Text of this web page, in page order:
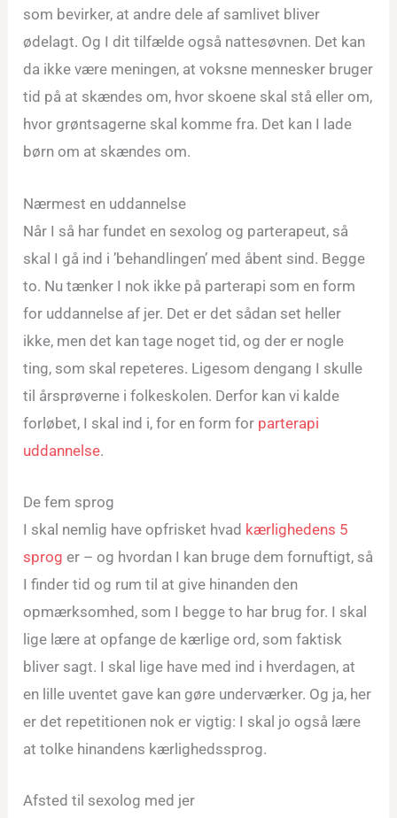
som bevirker, at andre dele af samlivet bliver
ødelagt. Og I dit tilfælde også nattesøvnen. Det kan
da ikke være meningen, at voksne mennesker bruger
tid på at skændes om, hvor skoene skal stå eller om,
hvor grøntsagerne skal komme fra. Det kan I lade
børn om at skændes om.
Nærmest en uddannelse
Når I så har fundet en sexolog og parterapeut, så
skal I gå ind i ’behandlingen’ med åbent sind. Begge
to. Nu tænker I nok ikke på parterapi som en form
for uddannelse af jer. Det er det sådan set heller
ikke, men det kan tage noget tid, og der er nogle
ting, som skal repeteres. Ligesom dengang I skulle
til årsprøverne i folkeskolen. Derfor kan vi kalde
forløbet, I skal ind i, for en form for parterapi
uddannelse.
De fem sprog
I skal nemlig have opfrisket hvad kærlighedens 5
sprog er – og hvordan I kan bruge dem fornuftigt, så
I finder tid og rum til at give hinanden den
opmærksomhed, som I begge to har brug for. I skal
lige lære at opfange de kærlige ord, som faktisk
bliver sagt. I skal lige have med ind i hverdagen, at
en lille uventet gave kan gøre underværker. Og ja, her
er det repetitionen nok er vigtig: I skal jo også lære
at tolke hinandens kærlighedssprog.
Afsted til sexolog med jer